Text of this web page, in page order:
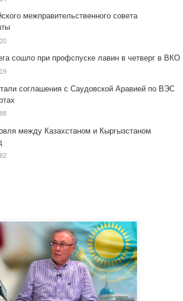
межправительственного совета
сошло при профспуске лавин в четверг в ВКО
соглашения с Саудовской Аравией по ВЭС
между Казахстаном и Кыргызстаном